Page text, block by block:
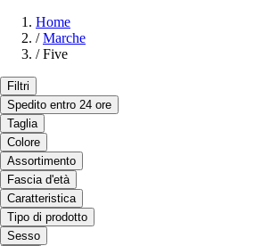
Home
/ Marche
/ Five
Filtri
Spedito entro 24 ore
Taglia
Colore
Assortimento
Fascia d'età
Caratteristica
Tipo di prodotto
Sesso